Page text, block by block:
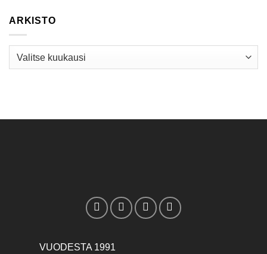
ARKISTO
VUODESTA 1991